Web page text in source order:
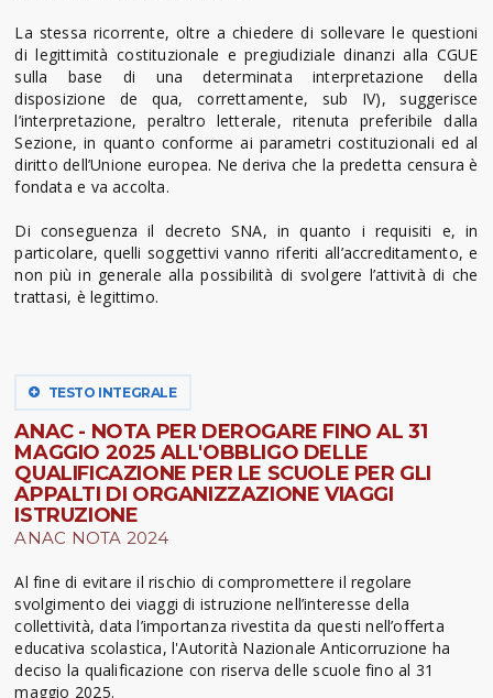
La stessa ricorrente, oltre a chiedere di sollevare le questioni
di legittimità costituzionale e pregiudiziale dinanzi alla CGUE
sulla base di una determinata interpretazione della
disposizione de qua, correttamente, sub IV), suggerisce
l’interpretazione, peraltro letterale, ritenuta preferibile dalla
Sezione, in quanto conforme ai parametri costituzionali ed al
diritto dell’Unione europea. Ne deriva che la predetta censura è
fondata e va accolta.
Di conseguenza il decreto SNA, in quanto i requisiti e, in
particolare, quelli soggettivi vanno riferiti all’accreditamento, e
non più in generale alla possibilità di svolgere l’attività di che
trattasi, è legittimo.
TESTO INTEGRALE
ANAC - NOTA PER DEROGARE FINO AL 31
MAGGIO 2025 ALL'OBBLIGO DELLE
QUALIFICAZIONE PER LE SCUOLE PER GLI
APPALTI DI ORGANIZZAZIONE VIAGGI
ISTRUZIONE
ANAC NOTA 2024
Al fine di evitare il rischio di compromettere il regolare
svolgimento dei viaggi di istruzione nell’interesse della
collettività, data l’importanza rivestita da questi nell’offerta
educativa scolastica, l'Autorità Nazionale Anticorruzione ha
deciso la qualificazione con riserva delle scuole fino al 31
maggio 2025.